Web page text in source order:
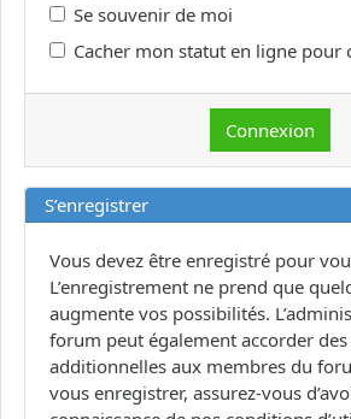
Se souvenir de moi
Cacher mon statut en ligne pour
S’enregistrer
Vous devez être enregistré pour
L’enregistrement ne prend que
augmente vos possibilités.
forum peut également accorder
additionnelles aux membres du
vous enregistrer, assurez-vous